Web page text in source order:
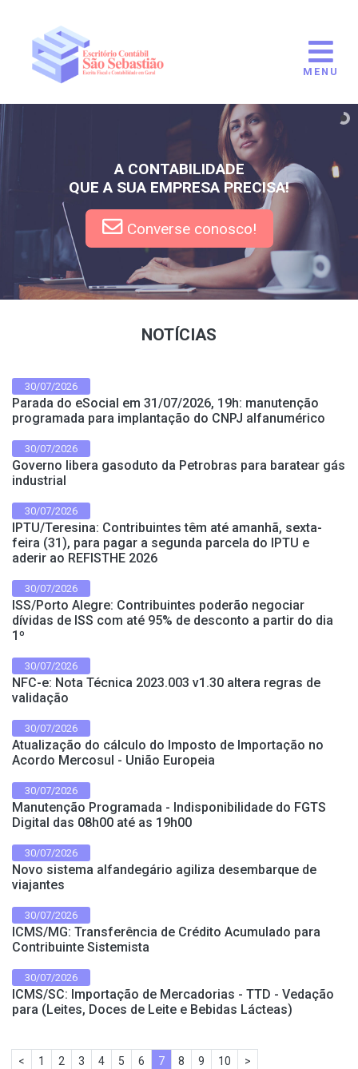
MENU
A CONTABILIDADE
QUE A SUA EMPRESA PRECISA!
Converse conosco!
NOTÍCIAS
30/07/2026
Parada do eSocial em 31/07/2026, 19h: manutenção
programada para implantação do CNPJ alfanumérico
30/07/2026
Governo libera gasoduto da Petrobras para baratear gás
industrial
30/07/2026
IPTU/Teresina: Contribuintes têm até amanhã, sexta-
feira (31), para pagar a segunda parcela do IPTU e
aderir ao REFISTHE 2026
30/07/2026
ISS/Porto Alegre: Contribuintes poderão negociar
dívidas de ISS com até 95% de desconto a partir do dia
1º
30/07/2026
NFC-e: Nota Técnica 2023.003 v1.30 altera regras de
validação
30/07/2026
Atualização do cálculo do Imposto de Importação no
Acordo Mercosul - União Europeia
30/07/2026
Manutenção Programada - Indisponibilidade do FGTS
Digital das 08h00 até as 19h00
30/07/2026
Novo sistema alfandegário agiliza desembarque de
viajantes
30/07/2026
ICMS/MG: Transferência de Crédito Acumulado para
Contribuinte Sistemista
30/07/2026
ICMS/SC: Importação de Mercadorias - TTD - Vedação
para (Leites, Doces de Leite e Bebidas Lácteas)
< 1 2 3 4 5 6 7 8 9 10 >